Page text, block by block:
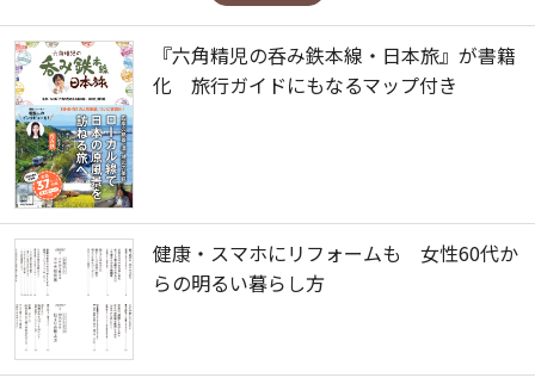
『六角精児の呑み鉄本線・日本旅』が書籍
化 旅行ガイドにもなるマップ付き
健康・スマホにリフォームも 女性60代か
らの明るい暮らし方